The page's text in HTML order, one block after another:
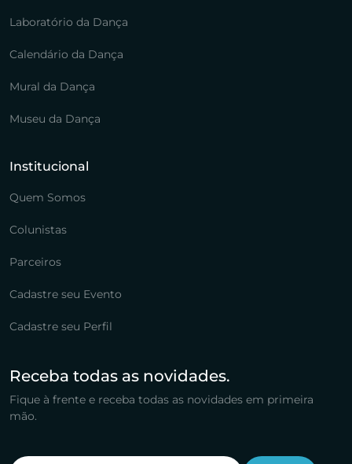
Laboratório da Dança
Calendário da Dança
Mural da Dança
Museu da Dança
Institucional
Quem Somos
Colunistas
Parceiros
Cadastre seu Evento
Cadastre seu Perfil
Receba todas as novidades.
Fique à frente e receba todas as novidades em primeira
mão.